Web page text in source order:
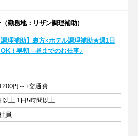
勤務地：リザン調理補助）
調理補助】裏方×ホテル調理補助★週1日
OK！早朝～昼までのお仕事♪
円～+交通費
以上 1日5時間以上
員